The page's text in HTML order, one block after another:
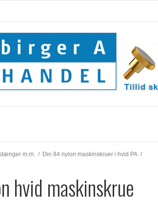
m.m. / Din 84 nylon maskinskruer i hvid PA /
hvid maskinskrue